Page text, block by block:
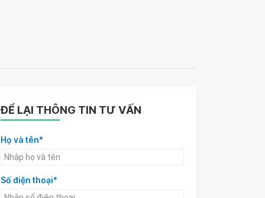
ĐỂ LẠI THÔNG TIN TƯ VẤN
Họ và tên*
Số điện thoại*